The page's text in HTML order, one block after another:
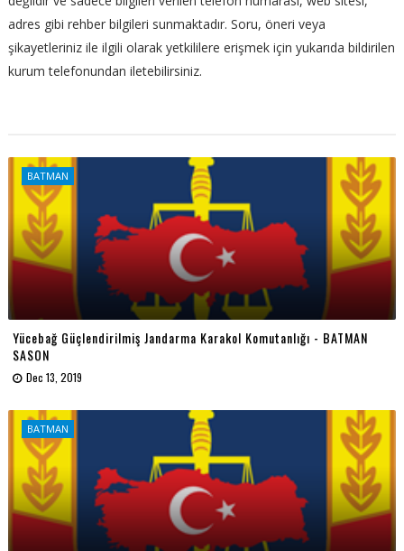
adres gibi rehber bilgileri sunmaktadır. Soru, öneri veya
şikayetleriniz ile ilgili olarak yetkililere erişmek için yukarıda bildirilen
kurum telefonundan iletebilirsiniz.
BATMAN
Yücebağ Güçlendirilmiş Jandarma Karakol Komutanlığı - BATMAN
SASON
Dec 13, 2019
BATMAN